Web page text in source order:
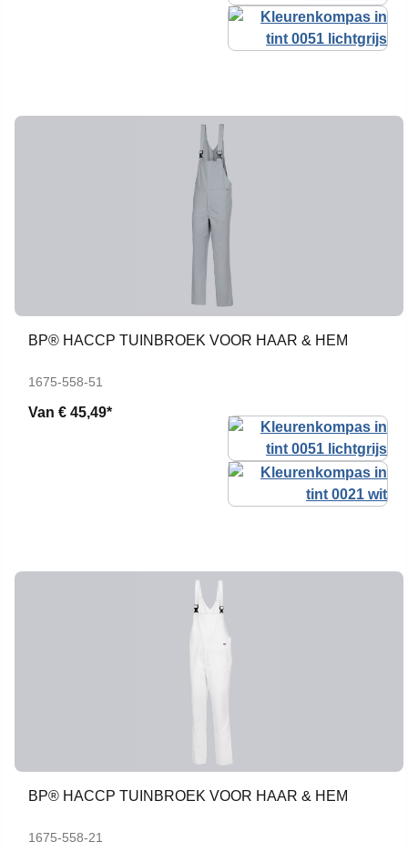
BP® HACCP TUINBROEK VOOR HAAR & HEM
1675-558-51
Van € 45,49*
BP® HACCP TUINBROEK VOOR HAAR & HEM
1675-558-21